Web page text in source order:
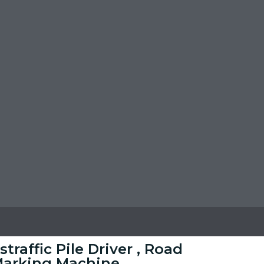
Pile Driver , Road